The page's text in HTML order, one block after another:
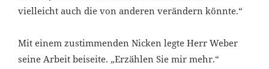
vielleicht auch die von anderen verändern könnte.“
Mit einem zustimmenden Nicken legte Herr Weber
seine Arbeit beiseite. „Erzählen Sie mir mehr.“